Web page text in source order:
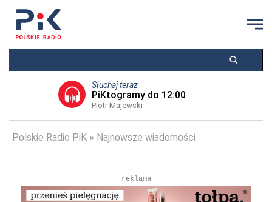
Słuchaj teraz
PiKtogramy do 12:00
Piotr Majewski
Polskie Radio PiK Najnowsze wiadomości
reklama